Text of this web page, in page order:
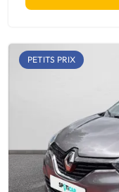
PETITS PRIX